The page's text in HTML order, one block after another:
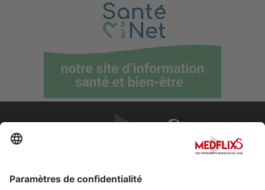
À propos de MedflixS®